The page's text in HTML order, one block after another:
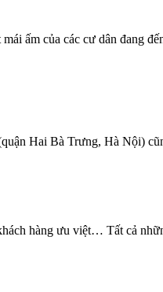
ấm của các cư dân đang
Hai Bà Trưng, Hà Nội)
hàng ưu việt… Tất cả